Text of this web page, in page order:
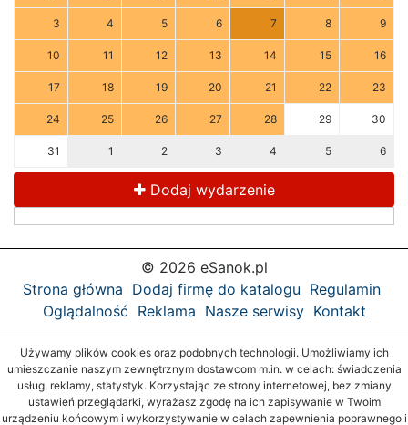
3 4 5 6 7 8 9
10 11 12 13 14 15 16
17 18 19 20 21 22 23
24 25 26 27 28 29 30
31 1 2 3 4 5 6
Dodaj wydarzenie
© 2026 eSanok.pl
Strona główna Dodaj firmę do katalogu Regulamin
Oglądalność Reklama Nasze serwisy Kontakt
Używamy plików cookies oraz podobnych technologii. Umożliwiamy ich
umieszczanie naszym zewnętrznym dostawcom m.in. w celach: świadczenia
usług, reklamy, statystyk. Korzystając ze strony internetowej, bez zmiany
ustawień przeglądarki, wyrażasz zgodę na ich zapisywanie w Twoim
urządzeniu końcowym i wykorzystywanie w celach zapewnienia poprawnego i